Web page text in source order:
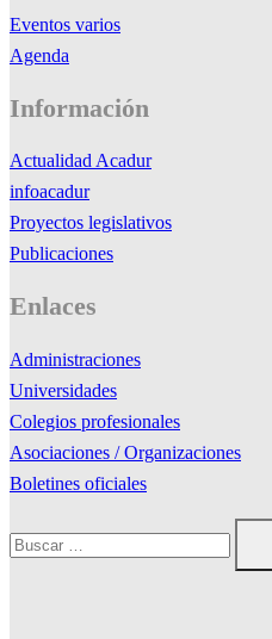
Eventos varios
Agenda
Información
Actualidad Acadur
infoacadur
Proyectos legislativos
Publicaciones
Enlaces
Administraciones
Universidades
Colegios profesionales
Asociaciones / Organizaciones
Boletines oficiales
Buscar: